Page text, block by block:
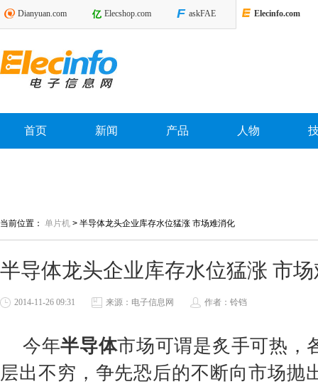
Dianyuan.com Elecshop.com askFAE Elecinfo.com
首页 新闻 产品 人物
当前位置： 单片机 > 半导体龙头企业库存水位猛涨 市场难消化
半导体龙头企业库存水位猛涨 市
2014-11-26 09:31 来源：电子信息网 作者：铃铛
今年半导体市场可谓是炙手可热，
层出不穷，争先恐后的不断向市场抛